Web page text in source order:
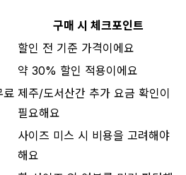
구매 시 체크포인트
할인 전 기준 가격이에요
약 30% 할인 적용이에요
료 제주/도서산간 추가 요금 확인이
필요해요
사이즈 미스 시 비용을 고려해야
해요